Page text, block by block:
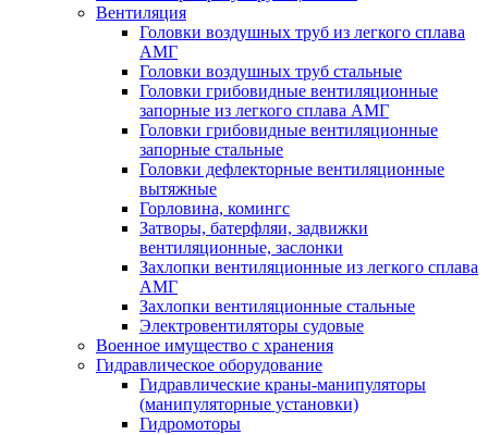
Вентиляция
Головки воздушных труб из легкого сплава
АМГ
Головки воздушных труб стальные
Головки грибовидные вентиляционные
запорные из легкого сплава АМГ
Головки грибовидные вентиляционные
запорные стальные
Головки дефлекторные вентиляционные
вытяжные
Горловина, комингс
Затворы, батерфляи, задвижки
вентиляционные, заслонки
Захлопки вентиляционные из легкого сплава
АМГ
Захлопки вентиляционные стальные
Электровентиляторы судовые
Военное имущество с хранения
Гидравлическое оборудование
Гидравлические краны-манипуляторы
(манипуляторные установки)
Гидромоторы